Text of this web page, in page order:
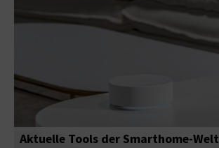
Aktuelle Tools der Smarthome-Welt